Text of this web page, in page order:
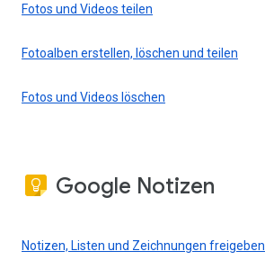
Fotos und Videos teilen
Fotoalben erstellen, löschen und teilen
Fotos und Videos löschen
Google Notizen
Notizen, Listen und Zeichnungen freigeben